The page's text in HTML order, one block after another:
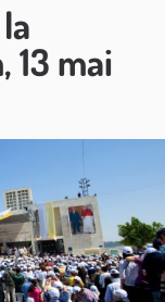
13 mai